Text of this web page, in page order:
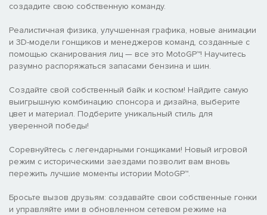
создадите свою собственную команду.
Реалистичная физика, улучшенная графика, новые анимации
и 3D-модели гонщиков и менеджеров команд, созданные с
помощью сканирования лиц — все это MotoGP™! Научитесь
разумно распоряжаться запасами бензина и шин.
Создайте свой собственный байк и костюм! Найдите самую
выигрышную комбинацию спонсора и дизайна, выберите
цвет и материал. Подберите уникальный стиль для
уверенной победы!
Соревнуйтесь с легендарными гонщиками! Новый игровой
режим с историческими заездами позволит вам вновь
пережить лучшие моменты истории MotoGP™.
Бросьте вызов друзьям: создавайте свои собственные гонки
и управляйте ими в обновленном сетевом режиме на